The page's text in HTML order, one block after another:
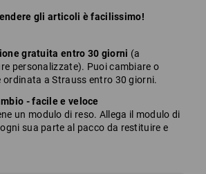
gli articoli è facilissimo!
gratuita entro 30 giorni (a
personalizzate). Puoi cambiare o
ordinata a Strauss entro 30 giorni.
- facile e veloce
un modulo di reso. Allega il modulo di
sua parte al pacco da restituire e